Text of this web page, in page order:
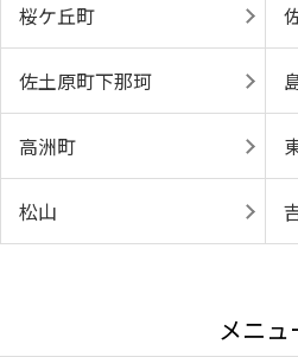
桜ケ丘町
佐土原町下那珂
高洲町
松山
メニュ